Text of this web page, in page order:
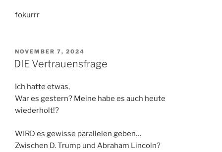
fokurrr
VERÖFFENTLICHT
AM
NOVEMBER 7, 2024
DIE Vertrauensfrage
Ich hatte etwas,
War es gestern? Meine habe es auch heute
wiederholt!?
WIRD es gewisse parallelen geben…
Zwischen D. Trump und Abraham Lincoln?